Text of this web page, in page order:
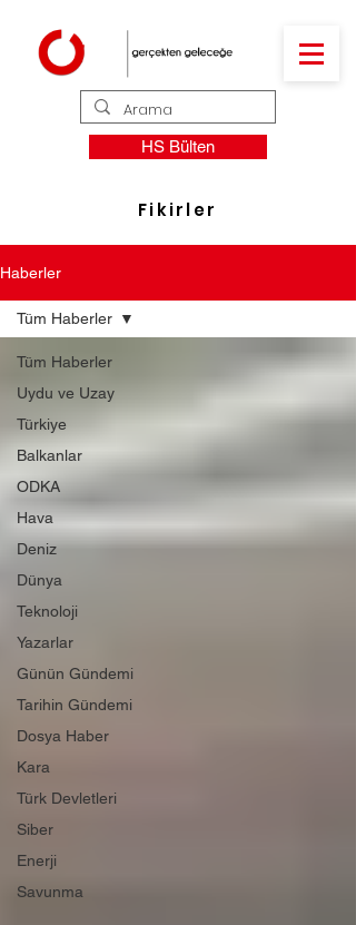
HS Bülten
Fikirler
Haberler
Tüm Haberler
Uydu ve Uzay
Türkiye
Balkanlar
ODKA
Hava
Deniz
Dünya
Teknoloji
Yazarlar
Günün Gündemi
Tarihin Gündemi
Dosya Haber
Kara
Türk Devletleri
Siber
Enerji
Savunma
Tüm Haberler